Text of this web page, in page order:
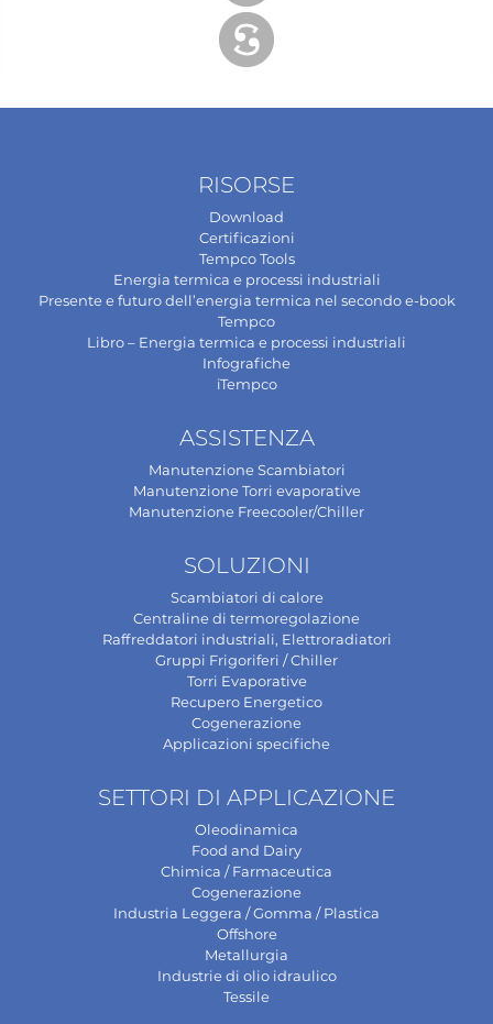
RISORSE
Download
Certificazioni
Tempco Tools
Energia termica e processi industriali
Presente e futuro dell’energia termica nel secondo e-book
Tempco
Libro – Energia termica e processi industriali
Infografiche
iTempco
ASSISTENZA
Manutenzione Scambiatori
Manutenzione Torri evaporative
Manutenzione Freecooler/Chiller
SOLUZIONI
Scambiatori di calore
Centraline di termoregolazione
Raffreddatori industriali, Elettroradiatori
Gruppi Frigoriferi / Chiller
Torri Evaporative
Recupero Energetico
Cogenerazione
Applicazioni specifiche
SETTORI DI APPLICAZIONE
Oleodinamica
Food and Dairy
Chimica / Farmaceutica
Cogenerazione
Industria Leggera / Gomma / Plastica
Offshore
Metallurgia
Industrie di olio idraulico
Tessile